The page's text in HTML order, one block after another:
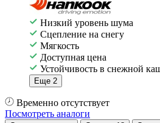
Низкий уровень шума
Сцепление на снегу
Мягкость
Доступная цена
Устойчивость в снежной
Еще 2
Временно отсутствует
Посмотреть аналоги